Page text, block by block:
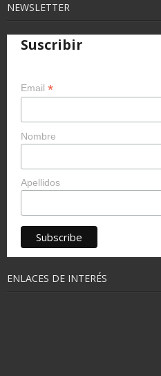
NEWSLETTER
Suscribir
Email *
Nombre
Apellidos
ENLACES DE INTERÉS